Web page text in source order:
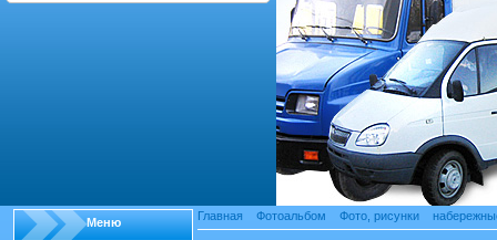
Меню Главная Фотоальбом Фото, рисунки